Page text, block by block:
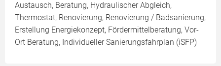
Austausch, Beratung, Hydraulischer Abgleich,
Thermostat, Renovierung, Renovierung / Badsanierung,
Erstellung Energiekonzept, Fördermittelberatung, Vor-
Ort Beratung, Individueller Sanierungsfahrplan (iSFP)